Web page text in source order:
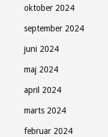
oktober 2024
september 2024
juni 2024
maj 2024
april 2024
marts 2024
februar 2024